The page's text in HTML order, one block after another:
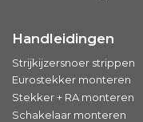
Handleidingen
Strijkijzersnoer strippen
Eurostekker monteren
Stekker + RA monteren
Schakelaar monteren